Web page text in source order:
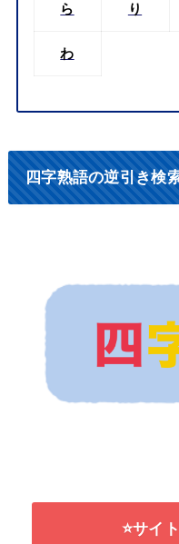
ら り
わ
四字熟語の逆引き検
⭐サイ